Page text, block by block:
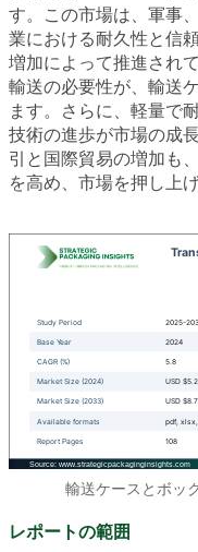
す。この市場は、軍事
業における耐久性と信
増加によって推進され
輸送の必要性が、輸送
ます。さらに、軽量で
技術の進歩が市場の成
引と国際貿易の増加も
を高め、市場を押し上
輸送ケースとボッ
レポートの範囲